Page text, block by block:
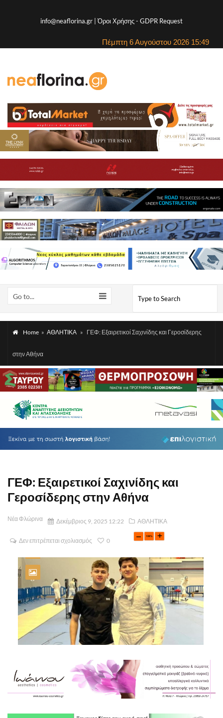
info@neaflorina.gr |Όροι Χρήσης- GDPR Request
Πέμπτη 6 Αυγούστου 2026 15:49
Go to...
Home » ΑΘΛΗΤΙΚΑ » ΓΕΦ: Εξαιρετικοί Σαχινίδης και Γεροσίδερης
στην Αθήνα
ΓΕΦ: Εξαιρετικοί Σαχινίδης και
Γεροσίδερης στην Αθήνα
Νέα Φλώρινα Δεκέμβριος 9, 2025 12:22 ΑΘΛΗΤΙΚΑ
Δεν επιτρέπεται σχολιασμός 0